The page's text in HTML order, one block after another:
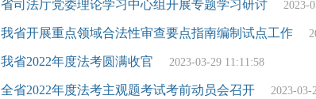
省司法厅党委理论学习中心组开展专题学习研讨 2023-
我省开展重点领域合法性审查要点指南编制试点工作
我省2022年度法考圆满收官 2023-03-29 11:11:58
全省2022年度法考主观题考试考前动员会召开 2023-03-